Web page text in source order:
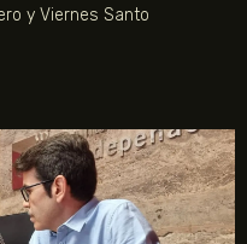
y Viernes Santo